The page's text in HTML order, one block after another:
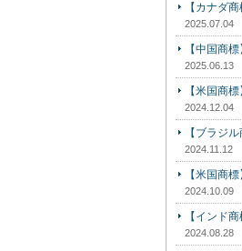
【カナダ
2025.07.04
【中国商
2025.06.13
【米国商
2024.12.04
【ブラジ
2024.11.12
【米国商
2024.10.09
【インド
2024.08.28